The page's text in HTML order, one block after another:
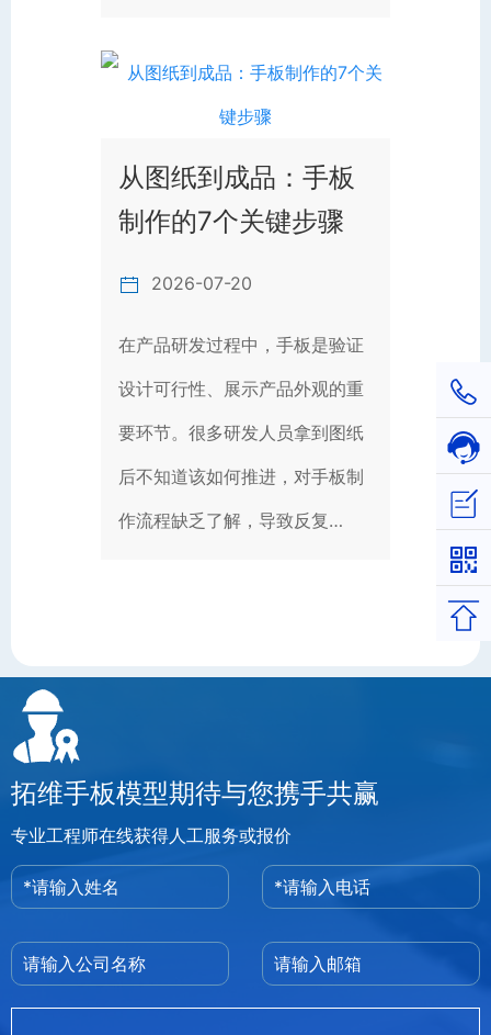
从图纸到成品：手板
制作的7个关键步骤
2026-07-20
在产品研发过程中，手板是验证
设计可行性、展示产品外观的重
要环节。很多研发人员拿到图纸
后不知道该如何推进，对手板制
作流程缺乏了解，导致反复…
拓维手板模型期待与您携手共赢
专业工程师在线获得人工服务或报价
在线
立即
返回